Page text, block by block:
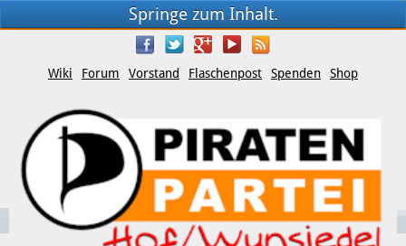
Springe zum Inhalt.
Wiki Forum Vorstand Flaschenpost Spenden Shop